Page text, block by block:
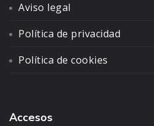
Aviso legal
Política de privacidad
Política de cookies
Accesos